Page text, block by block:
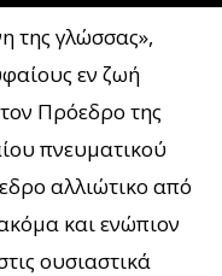
της γλώσσας»,
εν ζωή
Πρόεδρο της
πνευματικού
αλλιώτικο από
και ενώπιον
ουσιαστικά